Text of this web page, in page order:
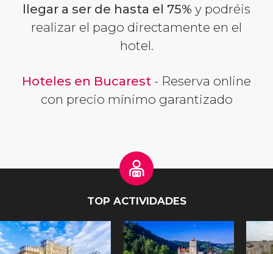
llegar a ser de hasta el 75% y podréis
realizar el pago directamente en el
hotel.
Hoteles en Bucarest - Reserva online
con precio mínimo garantizado
TOP ACTIVIDADES